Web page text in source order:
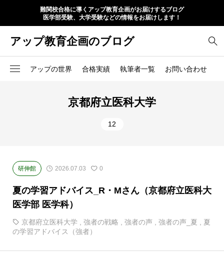
難関校合格に導くアップ教育企画がお届けするブログ
医学部受験、大学受験などの情報をお届けします！
アップ教育企画のブログ
アップの世界 合格実績 執筆者一覧 お問い合わせ
京都府立医科大学
12
研伸館 2026.07.03 0
夏の学習アドバイス_R・Mさん（京都府立医科大
医学部 医学科）
京都府立医科大学 強者の戦略 強者の声 強者の声_夏
夏
の学習アドバイス（強者）